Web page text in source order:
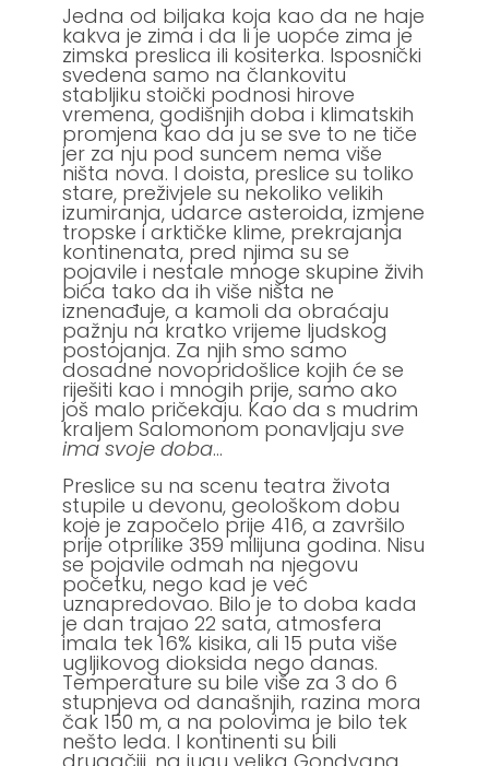
Jedna od biljaka koja kao da ne haje
kakva je zima i da li je uopće zima je
zimska preslica ili kositerka. Isposnički
svedena samo na člankovitu
stabljiku stoički podnosi hirove
vremena, godišnjih doba i klimatskih
promjena kao da ju se sve to ne tiče
jer za nju pod suncem nema više
ništa nova. I doista, preslice su toliko
stare, preživjele su nekoliko velikih
izumiranja, udarce asteroida, izmjene
tropske i arktičke klime, prekrajanja
kontinenata, pred njima su se
pojavile i nestale mnoge skupine živih
bića tako da ih više ništa ne
iznenađuje, a kamoli da obraćaju
pažnju na kratko vrijeme ljudskog
postojanja. Za njih smo samo
dosadne novopridošlice kojih će se
riješiti kao i mnogih prije, samo ako
još malo pričekaju. Kao da s mudrim
kraljem Salomonom ponavljajusve
ima svoje doba…
Preslice su na scenu teatra života
stupile u devonu, geološkom dobu
koje je započelo prije 416, a završilo
prije otprilike 359 milijuna godina. Nisu
se pojavile odmah na njegovu
početku, nego kad je već
uznapredovao. Bilo je to doba kada
je dan trajao 22 sata, atmosfera
imala tek 16% kisika, ali 15 puta više
ugljikovog dioksida nego danas.
Temperature su bile više za 3 do 6
stupnjeva od današnjih, razina mora
čak 150 m, a na polovima je bilo tek
nešto leda. I kontinenti su bili